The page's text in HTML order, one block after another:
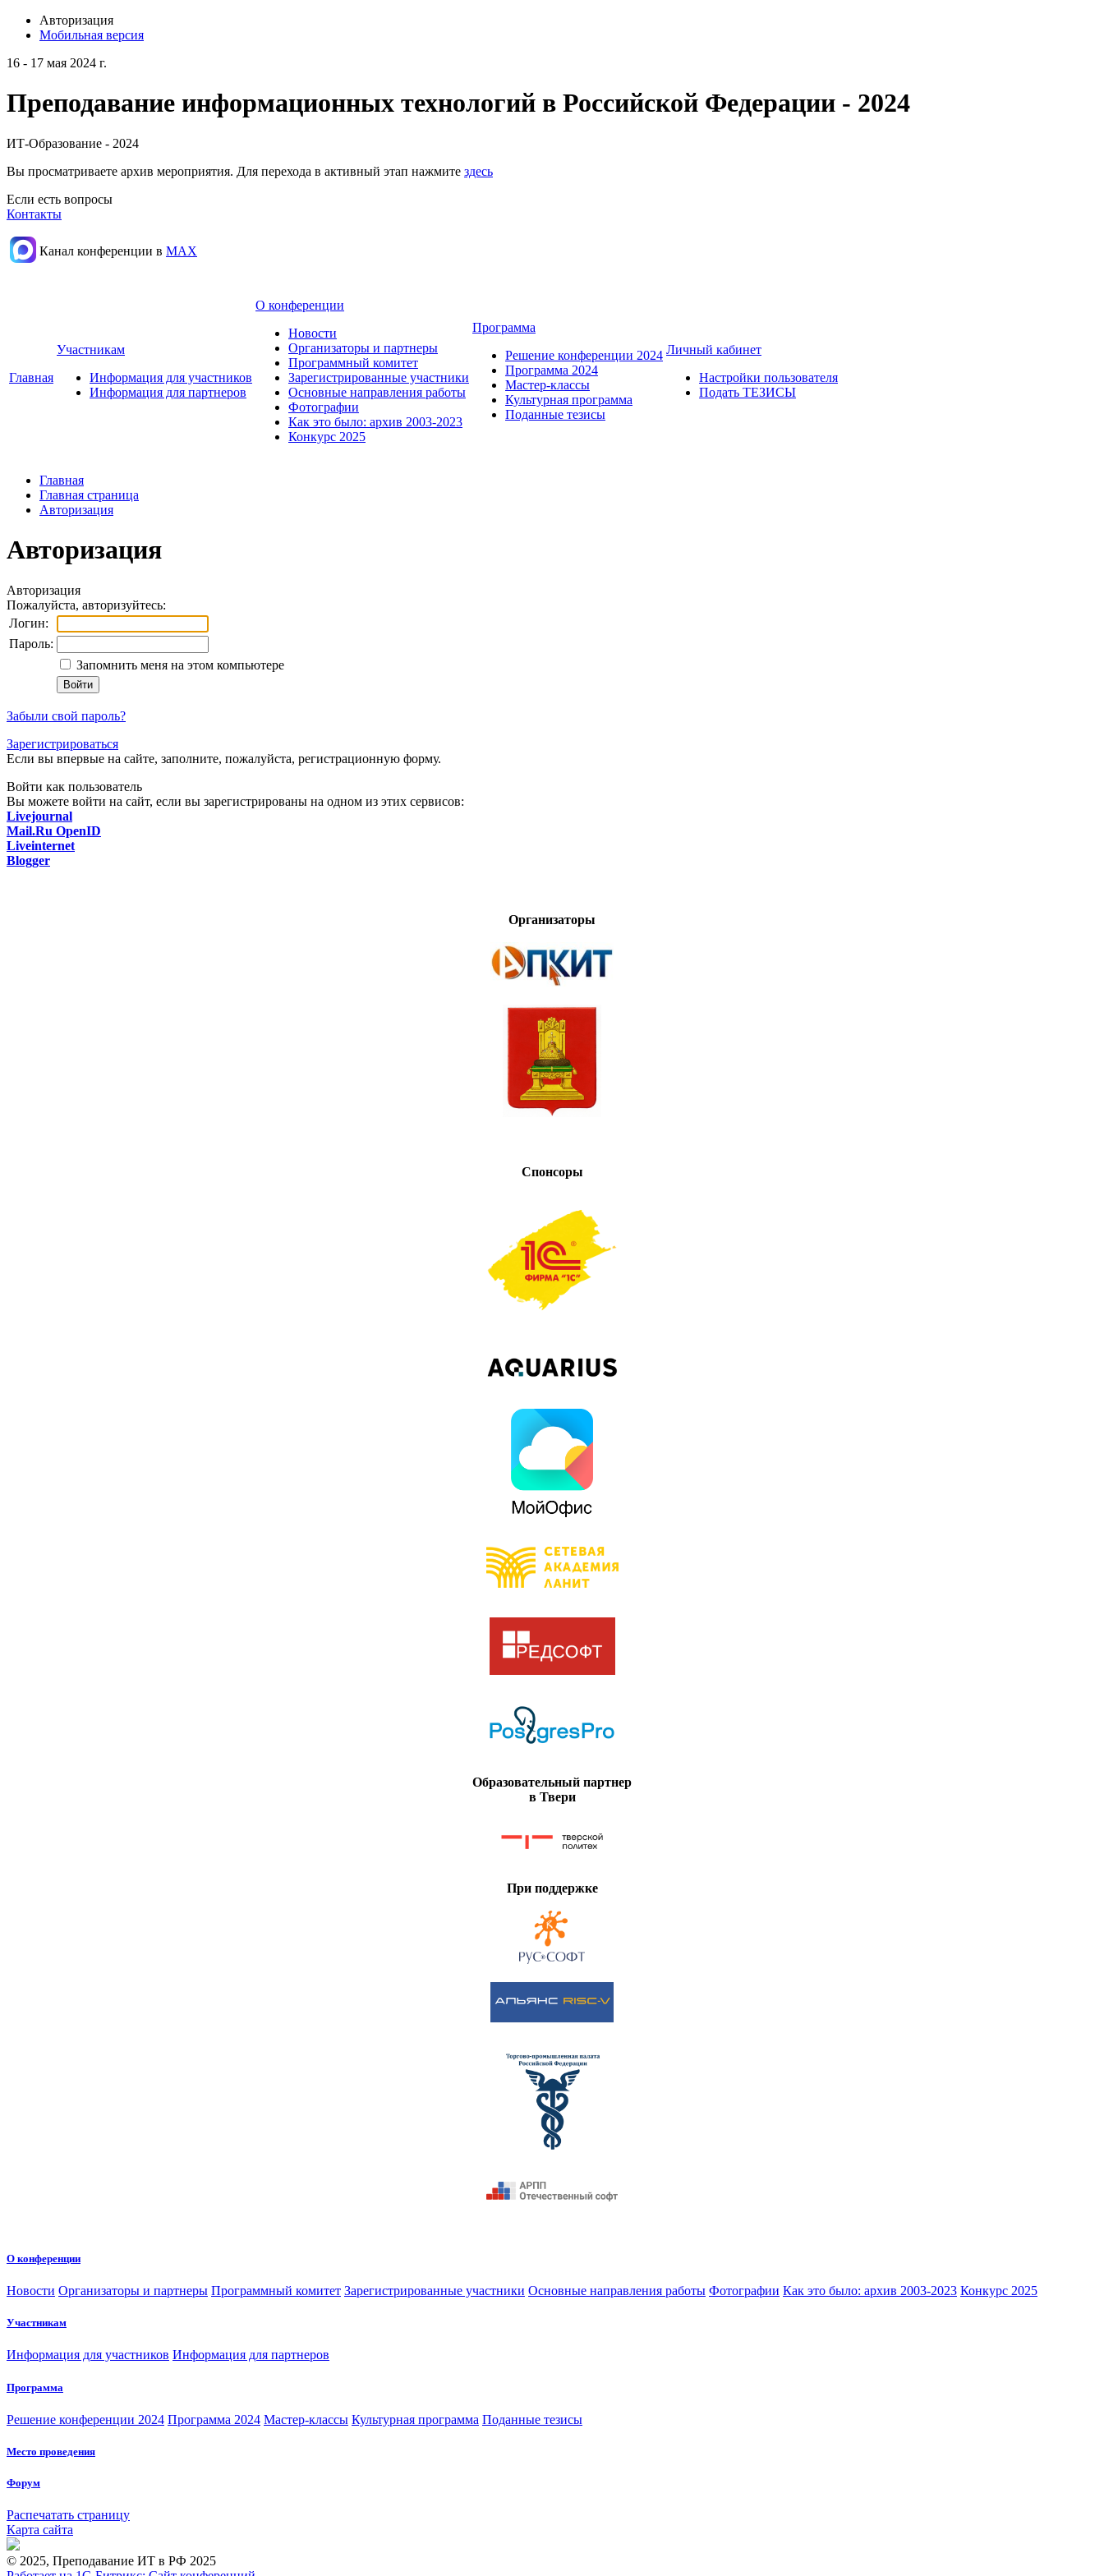
Авторизация
Мобильная версия
16 - 17 мая 2024 г.
Преподавание информационных технологий в Российской Федерации - 2024
ИТ-Образование - 2024
Вы просматриваете архив мероприятия. Для перехода в активный этап нажмите здесь
Если есть вопросы
Контакты
Канал конференции в МАХ
Главная
Участникам
Информация для участников
Информация для партнеров
О конференции
Новости
Организаторы и партнеры
Программный комитет
Зарегистрированные участники
Основные направления работы
Фотографии
Как это было: архив 2003-2023
Конкурс 2025
Программа
Решение конференции 2024
Программа 2024
Мастер-классы
Культурная программа
Поданные тезисы
Личный кабинет
Настройки пользователя
Подать ТЕЗИСЫ
Главная
Главная страница
Авторизация
Авторизация
Авторизация
Пожалуйста, авторизуйтесь:
Логин:
Пароль:
Запомнить меня на этом компьютере
Забыли свой пароль?
Зарегистрироваться
Если вы впервые на сайте, заполните, пожалуйста, регистрационную форму.
Войти как пользователь
Вы можете войти на сайт, если вы зарегистрированы на одном из этих сервисов:
Livejournal
Mail.Ru OpenID
Liveinternet
Blogger
Организаторы
Спонсоры
Образовательный партнер
в Твери
При поддержке
О конференции
Новости Организаторы и партнеры Программный комитет Зарегистрированные участники Основные направления работы Фотографии Как это было: архив 2003-2023 Конкурс 2025
Участникам
Информация для участников Информация для партнеров
Программа
Решение конференции 2024 Программа 2024 Мастер-классы Культурная программа Поданные тезисы
Место проведения
Форум
Распечатать страницу
Карта сайта
© 2025, Преподавание ИТ в РФ 2025